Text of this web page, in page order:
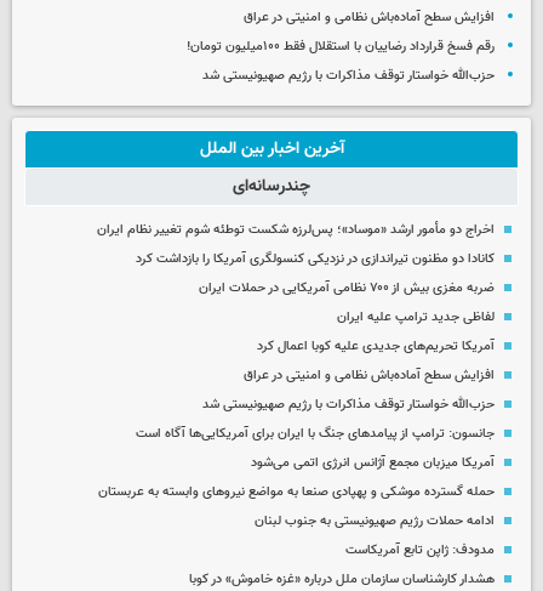
افزایش سطح آماده‌باش نظامی و امنیتی در عراق
رقم فسخ قرارداد رضاییان با استقلال فقط ۱۰۰میلیون تومان!
حزب‌الله خواستار توقف مذاکرات با رژیم صهیونیستی شد
آخرین اخبار بین الملل
چندرسانه‌ای
اخراج دو مأمور ارشد «موساد»؛ پس‌لرزه شکست توطئه شوم تغییر نظام ایران
کانادا دو مظنون تیراندازی در نزدیکی کنسولگری آمریکا را بازداشت کرد
ضربه مغزی بیش از ۷۰۰ نظامی آمریکایی در حملات ایران
لفاظی جدید ترامپ علیه ایران
آمریکا تحریم‌های جدیدی علیه کوبا اعمال کرد
افزایش سطح آماده‌باش نظامی و امنیتی در عراق
حزب‌الله خواستار توقف مذاکرات با رژیم صهیونیستی شد
جانسون: ترامپ از پیامدهای جنگ با ایران برای آمریکایی‌ها آگاه است
آمریکا میزبان مجمع آژانس انرژی اتمی می‌شود
حمله گسترده موشکی و پهپادی صنعا به مواضع نیروهای وابسته به عربستان
ادامه حملات رژیم صهیونیستی به جنوب لبنان
مدودف: ژاپن تابع آمریکاست
هشدار کارشناسان سازمان ملل درباره «غزه‌ خاموش» در کوبا